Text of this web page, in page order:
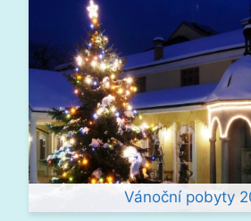
Vánoční pobyty